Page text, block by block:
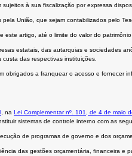
à sua fiscalização por expressa
União, que sejam contabilizados pelo
artigo, até o limite do valor do
estatais, das autarquias e sociedades
das respectivas instituições.
obrigados a franquear o acesso e fornecer
, na Lei Complementar nº. 101, de 4 de maio
sistemas de controle interno com as
de programas de governo e dos
das gestões orçamentária, financeira